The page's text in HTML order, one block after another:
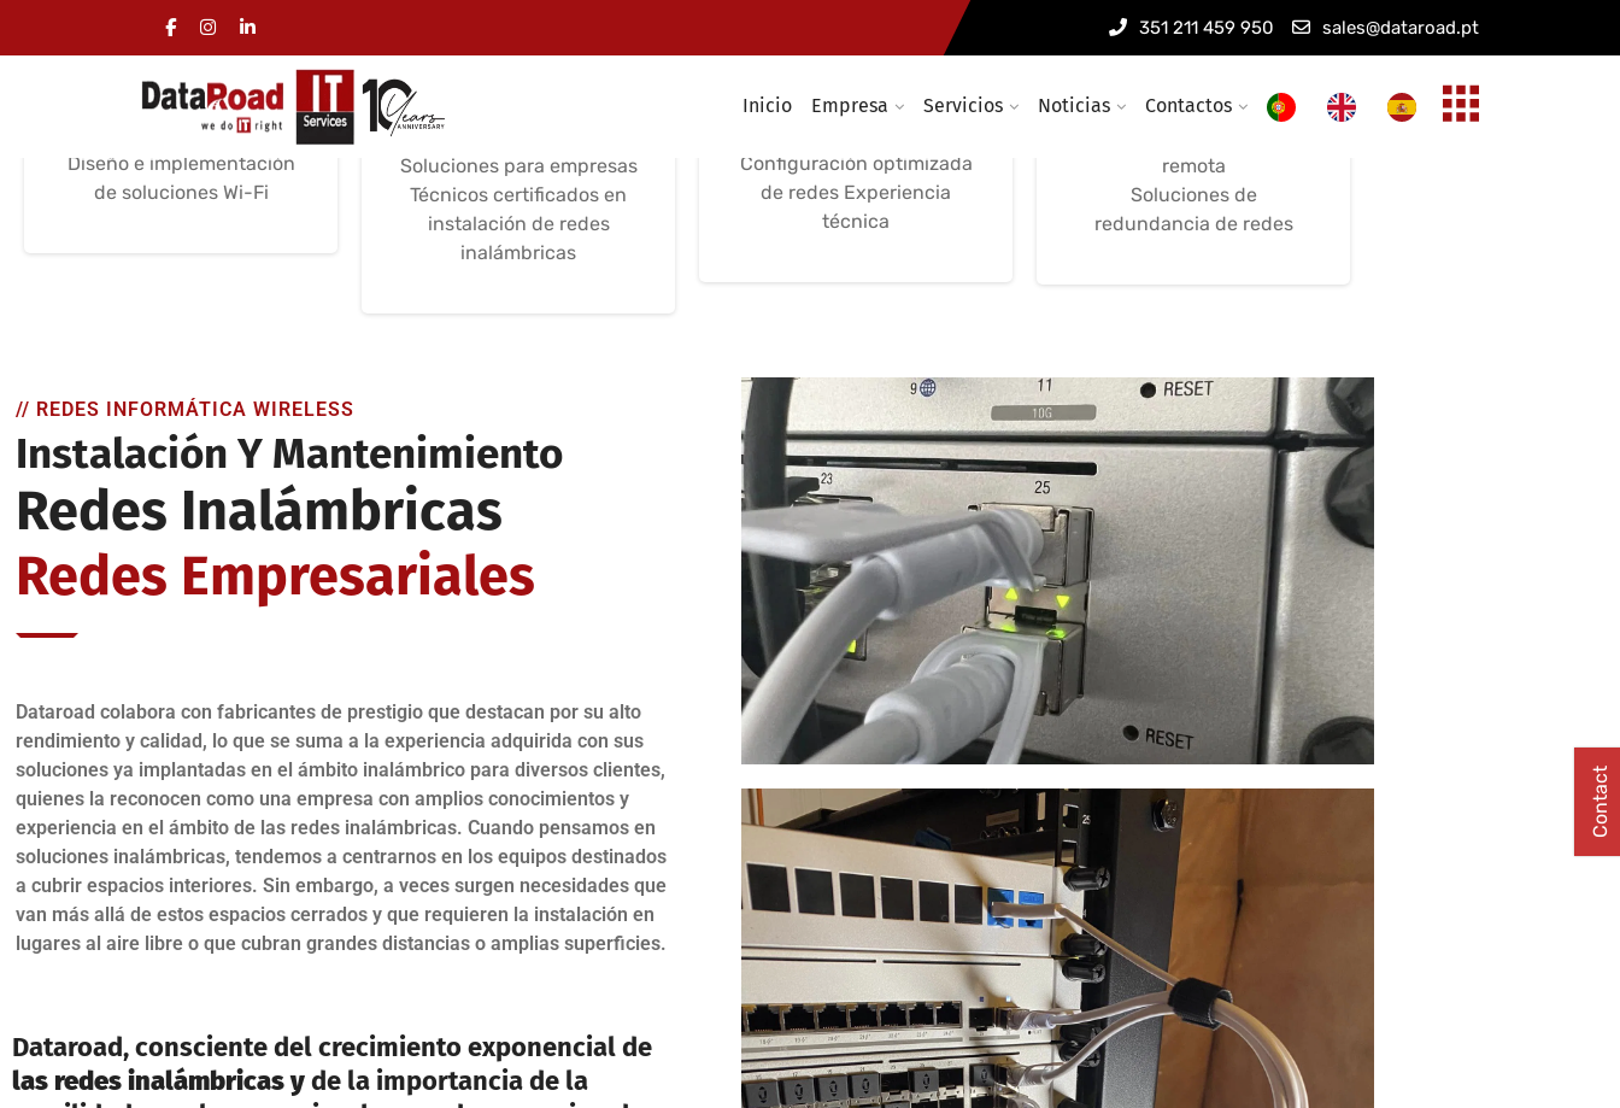
351 211 459 950 sales@dataroad.pt
Inicio Empresa Servicios Noticias Contactos
Diseño de redes wifi
Servicios de instalación
Certificaciones /
Experiencia
Diseño e implementación
de soluciones Wi-Fi
wifi
Soluciones para empresas
Técnicos certificados en
instalación de redes
inalámbricas
soluciones inalámbricas
Configuración optimizada
de redes Experiencia
técnica
Mantenimiento de
redes inalámbricas
Mantenimiento remoto
remota
Soluciones de
redundancia de redes
// REDES INFORMÁTICA WIRELESS
Instalación Y Mantenimiento
Redes Inalámbricas
Redes Empresariales
Dataroad colabora con fabricantes de prestigio que destacan por su alto
rendimiento y calidad, lo que se suma a la experiencia adquirida con sus
soluciones ya implantadas en el ámbito inalámbrico para diversos clientes,
quienes la reconocen como una empresa con amplios conocimientos y
experiencia en el ámbito de las redes inalámbricas. Cuando pensamos en
soluciones inalámbricas, tendemos a centrarnos en los equipos destinados
a cubrir espacios interiores. Sin embargo, a veces surgen necesidades que
van más allá de estos espacios cerrados y que requieren la instalación en
lugares al aire libre o que cubran grandes distancias o amplias superficies.
Dataroad, consciente del crecimiento exponencial de
las redes inalámbricas yde la importancia de la
Contact